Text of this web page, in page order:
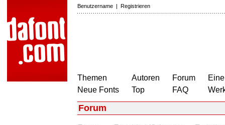
Benutzername | Registrieren
Themen
Neue Fonts
Autoren
Top
Forum
FAQ
Forum